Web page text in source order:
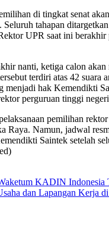
di tingkat senat
tahapan
UPR saat ini berakhir
nanti, ketiga calon akan
terdiri atas 42 suara
menjadi hak Kemendikti
perguruan tinggi
pemilihan
Raya. Namun, jadwal
Saintek setelah
KADIN Indonesia
dan Lapangan Kerja